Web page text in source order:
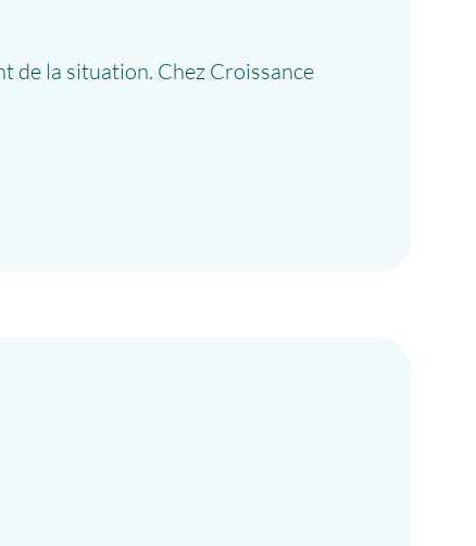
de la situation. Chez Croissance